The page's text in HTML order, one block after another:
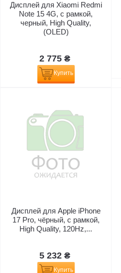
Дисплей для Xiaomi Redmi
Note 15 4G, с рамкой,
черный, High Quality,
(OLED)
2 775 ₴
Купить
Дисплей для Apple iPhone
17 Pro, чёрный, с рамкой,
High Quality, 120Hz,...
5 232 ₴
Купить